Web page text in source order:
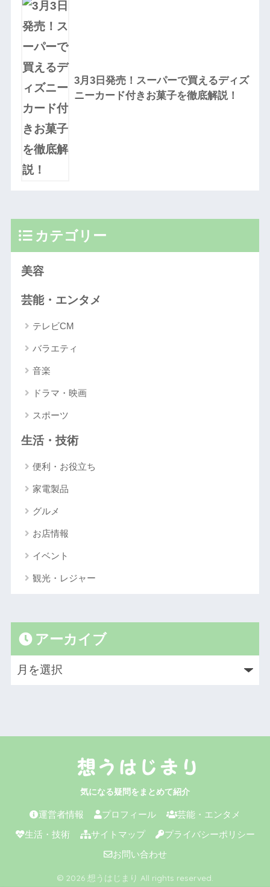
3月3日発売！スーパーで買えるディズ
ニーカード付きお菓子を徹底解説！
カテゴリー
美容
芸能・エンタメ
テレビCM
バラエティ
音楽
ドラマ・映画
スポーツ
生活・技術
便利・お役立ち
家電製品
グルメ
お店情報
イベント
観光・レジャー
アーカイブ
気になる疑問をまとめて紹介
運営者情報 プロフィール 芸能・エンタメ
生活・技術 サイトマップ プライバシーポリシー
お問い合わせ
© 2026 想うはじまり All rights reserved.